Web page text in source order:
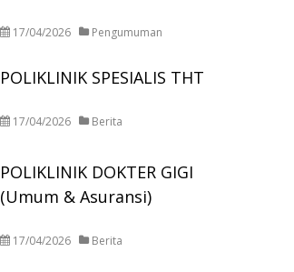
17/04/2026 Pengumuman
POLIKLINIK SPESIALIS THT
17/04/2026 Berita
POLIKLINIK DOKTER GIGI
(Umum & Asuransi)
17/04/2026 Berita